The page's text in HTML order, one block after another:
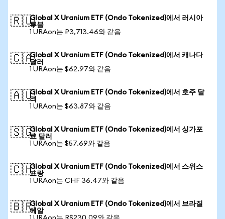
🇷🇺Global X Uranium ETF (Ondo Tokenized)에서 러시아
루블
1 URAon는 ₽3,713.46와 같음
🇨🇦Global X Uranium ETF (Ondo Tokenized)에서 캐나다
달러
1 URAon는 $62.97와 같음
🇦🇺Global X Uranium ETF (Ondo Tokenized)에서 호주 달
러
1 URAon는 $63.87와 같음
🇸🇬Global X Uranium ETF (Ondo Tokenized)에서 싱가포
르 달러
1 URAon는 $57.69와 같음
🇨🇭Global X Uranium ETF (Ondo Tokenized)에서 스위스
프랑
1 URAon는 CHF 36.47와 같음
🇧🇷Global X Uranium ETF (Ondo Tokenized)에서 브라질
헤알